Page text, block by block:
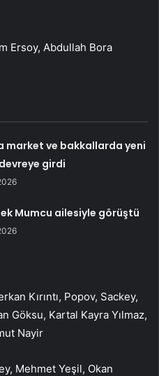
Ersoy, Abdullah Bora
market ve bakkallarda yeni
girdi
Mumcu ailesiyle görüştü
Kırıntı, Popov, Sackey,
Göksu, Kartal Kayra Yılmaz,
Nayir
Mehmet Yeşil, Okan